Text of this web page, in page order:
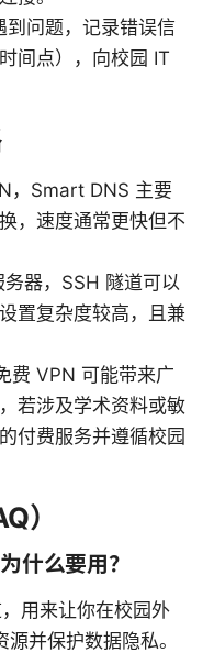
问题，记录错误信
间点），向校园 IT
，Smart DNS 主要
，速度通常更快但不
器，SSH 隧道可以
置复杂度较高，且兼
费 VPN 可能带来广
若涉及学术资料或敏
付费服务并遵循校园
）
什么要用？
用来让你在校园外
并保护数据隐私。